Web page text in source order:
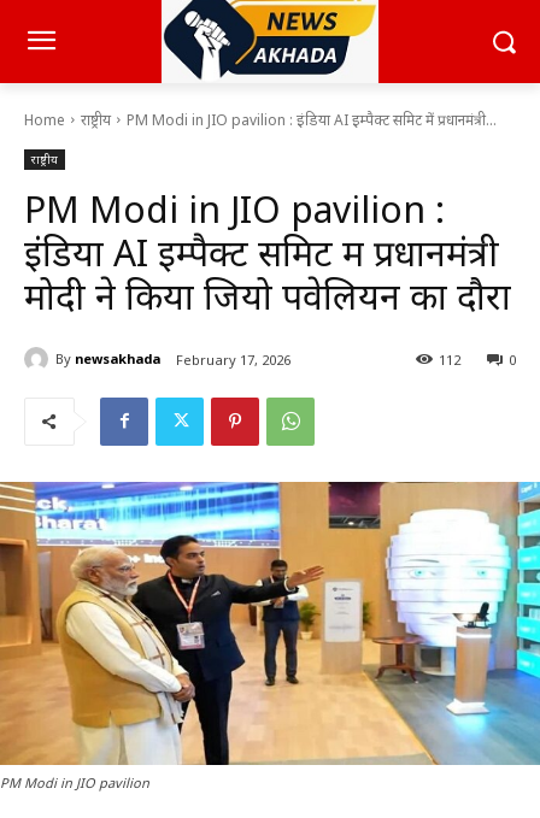
Home राष्ट्रीय PM Modi in JIO pavilion : इंडिया AI इम्पैक्ट समिट में प्रधानमंत्री...
राष्ट्रीय
PM Modi in JIO pavilion :
इंडिया AI इम्पैक्ट समिट में प्रधानमंत्री
मोदी ने किया जियो पवेलियन का दौरा
By newsakhada February 17, 2026 0
112
PM Modi in JIO pavilion